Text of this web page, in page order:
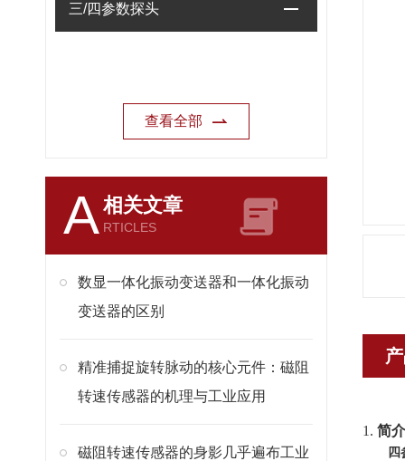
三/四参数探头
查看全部
A相关文章
RTICLES
数显一体化振动变送器和一体化振动
变送器的区别
精准捕捉旋转脉动的核心元件：磁阻
转速传感器的机理与工业应用
磁阻转速传感器的身影几乎遍布工业
1. 简介
四